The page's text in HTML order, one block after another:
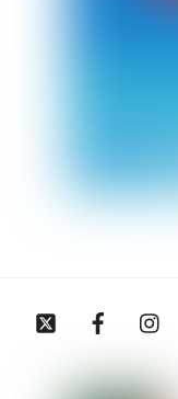
Twitter Facebook